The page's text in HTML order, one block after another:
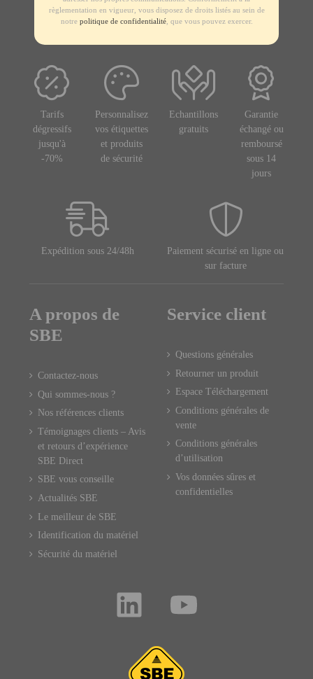
règlementation en vigueur, vous disposez de droits listés au sein de
notre politique de confidentialité, que vous pouvez exercer.
Tarifs
dégressifs
jusqu'à
-70%
Personnalisez
vos étiquettes
et produits
de sécurité
Echantillons
gratuits
Garantie
échangé ou
remboursé
sous 14
jours
Expédition sous 24/48h
Paiement sécurisé en ligne ou
sur facture
A propos de
SBE
Contactez-nous
Qui sommes-nous ?
Nos références clients
Témoignages clients – Avis
et retours d’expérience
SBE Direct
SBE vous conseille
Actualités SBE
Le meilleur de SBE
Identification du matériel
Sécurité du matériel
Service client
Questions générales
Retourner un produit
Espace Téléchargement
Conditions générales de
vente
Conditions générales
d’utilisation
Vos données sûres et
confidentielles